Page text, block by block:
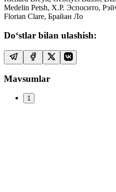
Medelin Petsh, Х.Р. Эспосито,
Florian Clare, Брайан Ло
Do‘stlar bilan ulashish:
Mavsumlar
1